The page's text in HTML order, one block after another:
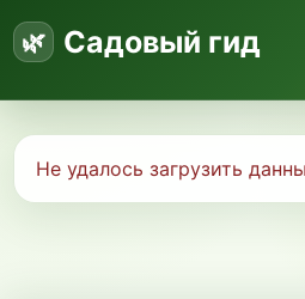
Садовый гид
Не удалось загрузить